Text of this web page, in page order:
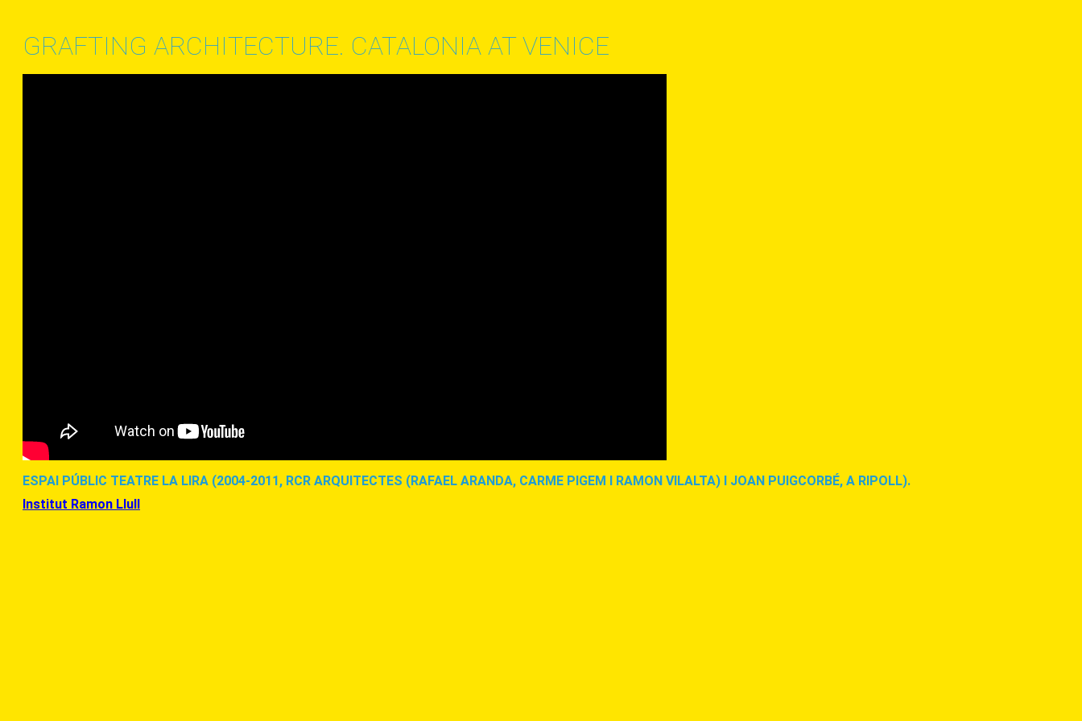
GRAFTING ARCHITECTURE. CATALONIA AT VENICE
ESPAI PÚBLIC TEATRE LA LIRA (2004-2011, RCR ARQUITECTES (RAFAEL ARANDA, CARME PIGEM I RAMON VILALTA) I JOAN PUIGCORBÉ, A RIPOLL).
Institut Ramon Llull